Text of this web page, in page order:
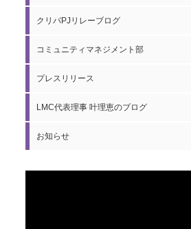
クリパPJリレーブログ
コミュニティマネジメント部
プレスリリース
LMC代表理事 叶理恵のブログ
お知らせ